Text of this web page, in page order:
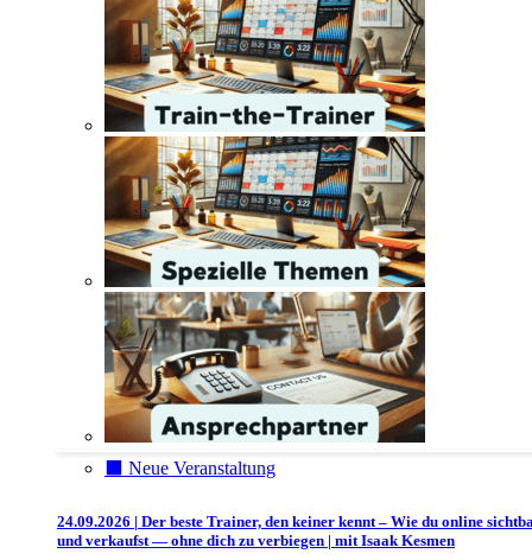
⬛️ Neue Veranstaltung
24.09.2026 | Der beste Trainer, den keiner kennt – Wie du online
und verkaufst — ohne dich zu verbiegen | mit Isaak Kesmen